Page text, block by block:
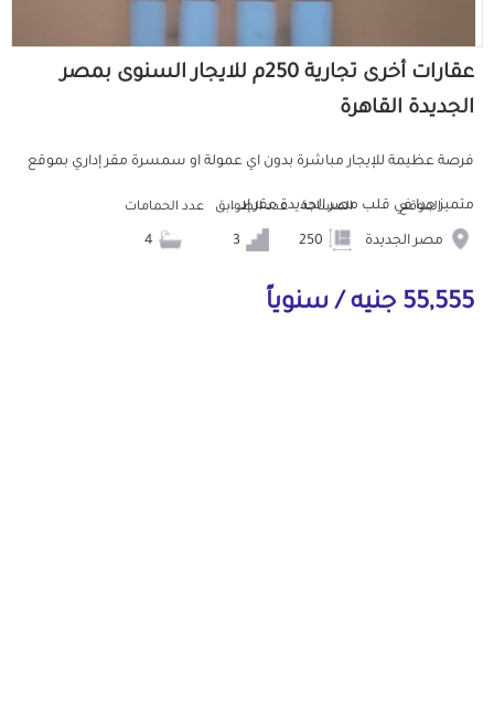
عقارات أخرى تجارية 250م للايجار السنوى بمصر
الجديدة القاهرة
فرصة عظيمة للإيجار مباشرة بدون اي عمولة او سمسرة مقر إداري بموقع
متميز جدا في قلب مصر الجديدة مقر إد...
الموقع
مصر الجديدة
المساحة عدد الطوابق عدد الحمامات
55,555 جنيه / سنوياً